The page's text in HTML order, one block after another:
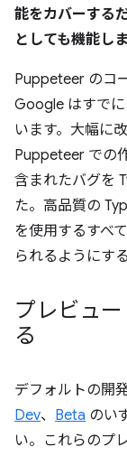
能をカバーする
としても機能し
Puppeteer のコ
Google はすで
います。大幅に
Puppeteer での
含まれたバグを
た。高品質の
を使用するすべ
られるようにす
プレビュ
る
デフォルトの開
Dev、 Beta のい
い。これらのプ